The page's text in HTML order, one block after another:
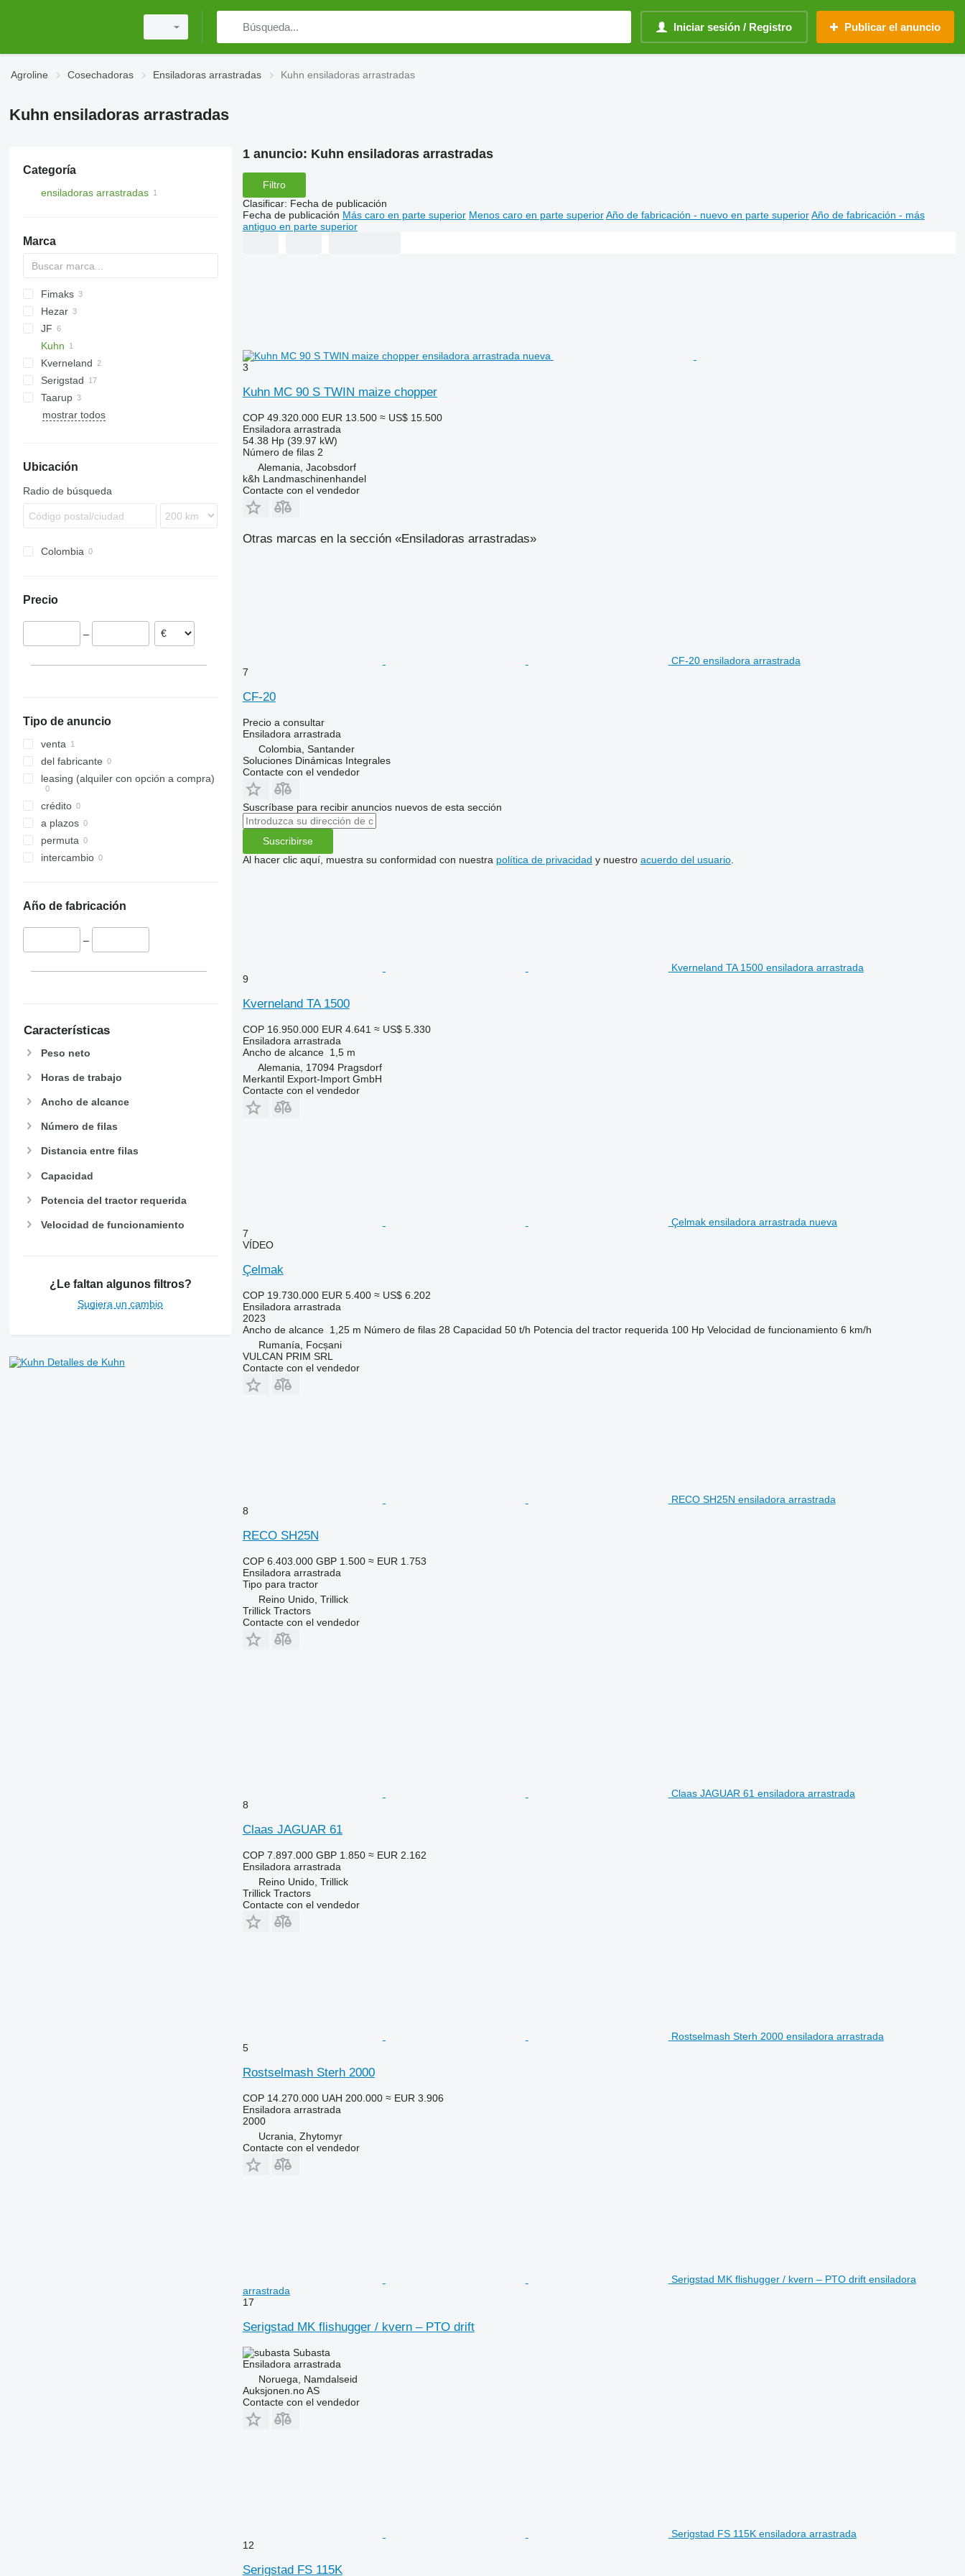
Iniciar sesión / Registro Publicar el anuncio
Agroline Cosechadoras Ensiladoras arrastradas Kuhn ensiladoras arrastradas
Kuhn ensiladoras arrastradas
Categoría
ensiladoras arrastradas
Marca
Jaguar
Fimaks
Hezar
JF
Kuhn
MC
MC 90 S
Kverneland
MB
Sterh
Serigstad
FS
Taarup
mostrar todos
Ubicación
Radio de búsqueda
Colombia
Precio
–
Tipo de anuncio
venta
del fabricante
leasing (alquiler con opción a compra)
crédito
a plazos
permuta
intercambio
Año de fabricación
–
Características
Peso neto
Horas de trabajo
Ancho de alcance
Número de filas
Distancia entre filas
Capacidad
Potencia del tractor requerida
Velocidad de funcionamiento
¿Le faltan algunos filtros?
Sugiera un cambio
Detalles de Kuhn
1 anuncio: Kuhn ensiladoras arrastradas
Filtro
Clasificar: Fecha de publicación
Fecha de publicación Más caro en parte superior Menos caro en parte superior Año de fabricación - nuevo en parte superior Año de fabricación - más
antiguo en parte superior
3
Kuhn MC 90 S TWIN maize chopper
COP 49.320.000 EUR 13.500 ≈ US$ 15.500
Ensiladora arrastrada
54.38 Hp (39.97 kW)
Número de filas 2
Alemania, Jacobsdorf
k&h Landmaschinenhandel
Contacte con el vendedor
Otras marcas en la sección «Ensiladoras arrastradas»
CF-20 ensiladora arrastrada
7
CF-20
Precio a consultar
Ensiladora arrastrada
Colombia, Santander
Soluciones Dinámicas Integrales
Contacte con el vendedor
Suscríbase para recibir anuncios nuevos de esta sección
Suscribirse
Al hacer clic aquí, muestra su conformidad con nuestra política de privacidad y nuestro acuerdo del usuario.
Kverneland TA 1500 ensiladora arrastrada
9
Kverneland TA 1500
COP 16.950.000 EUR 4.641 ≈ US$ 5.330
Ensiladora arrastrada
Ancho de alcance 1,5 m
Alemania, 17094 Pragsdorf
Merkantil Export-Import GmbH
Contacte con el vendedor
Çelmak ensiladora arrastrada nueva
7
VÍDEO
Çelmak
COP 19.730.000 EUR 5.400 ≈ US$ 6.202
Ensiladora arrastrada
2023
Ancho de alcance 1,25 m Número de filas 28 Capacidad 50 t/h Potencia del tractor requerida 100 Hp Velocidad de funcionamiento 6 km/h
Rumanía, Focșani
VULCAN PRIM SRL
Contacte con el vendedor
RECO SH25N ensiladora arrastrada
8
RECO SH25N
COP 6.403.000 GBP 1.500 ≈ EUR 1.753
Ensiladora arrastrada
Tipo para tractor
Reino Unido, Trillick
Trillick Tractors
Contacte con el vendedor
Claas JAGUAR 61 ensiladora arrastrada
8
Claas JAGUAR 61
COP 7.897.000 GBP 1.850 ≈ EUR 2.162
Ensiladora arrastrada
Reino Unido, Trillick
Trillick Tractors
Contacte con el vendedor
Rostselmash Sterh 2000 ensiladora arrastrada
5
Rostselmash Sterh 2000
COP 14.270.000 UAH 200.000 ≈ EUR 3.906
Ensiladora arrastrada
2000
Ucrania, Zhytomyr
Contacte con el vendedor
Serigstad MK flishugger / kvern – PTO drift ensiladora
arrastrada
17
Serigstad MK flishugger / kvern – PTO drift
Subasta
Ensiladora arrastrada
Noruega, Namdalseid
Auksjonen.no AS
Contacte con el vendedor
Serigstad FS 115K ensiladora arrastrada
12
Serigstad FS 115K